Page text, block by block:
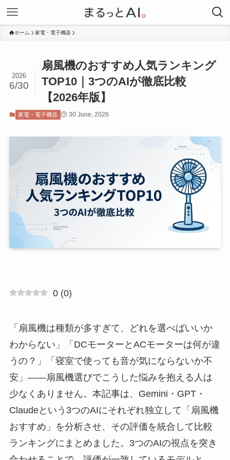
ホーム 家電・電子機器
扇風機のおすすめ人気ランキング
TOP10｜3つのAIが徹底比較
【2026年版】
2026
6/30
家電・電子機器 30 June, 2026
0 (0)
「扇風機は種類が多すぎて、どれを選べばいいか
わからない」「DCモーターとACモーターは何が違
うの？」「寝室で使っても音が気にならないか不
安」——扇風機選びでこうした悩みを抱える人は
少なくありません。本記事は、Gemini・GPT・
Claudeという3つのAIにそれぞれ独立して「扇風機
おすすめ」を分析させ、その評価を統合して比較
ランキングにまとめました。3つのAIの視点を突き